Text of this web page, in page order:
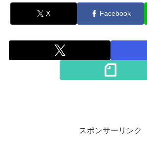
X Facebook
スポンサーリンク